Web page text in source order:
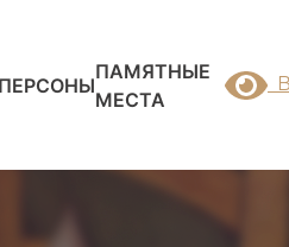
ПЕРСОНЫ
ПАМЯТНЫЕ
МЕСТА